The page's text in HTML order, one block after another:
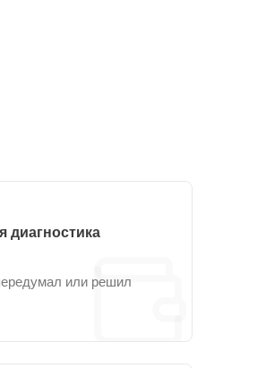
диагностика
или решил